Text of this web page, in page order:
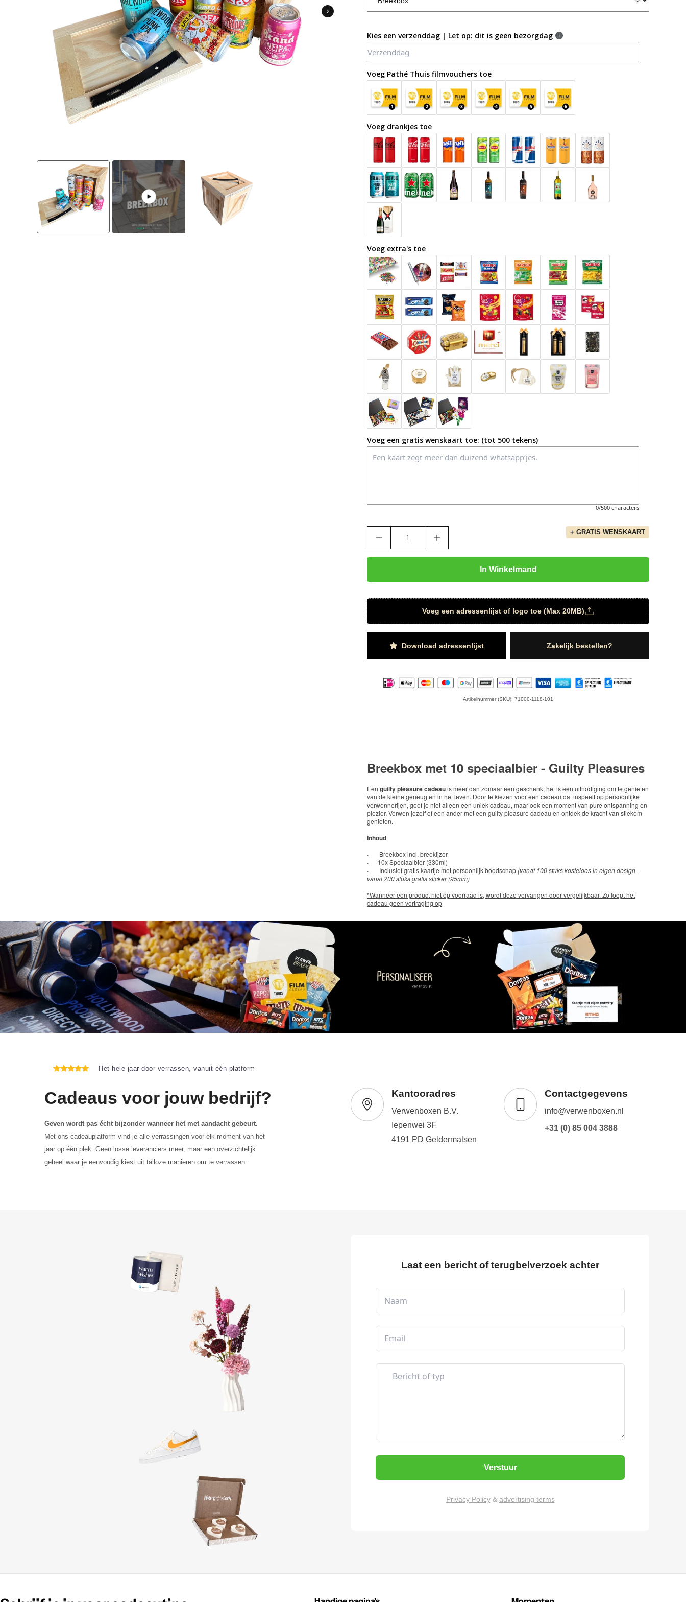
o
n
Kies een verzenddag | Let op: dit is geen bezorgdag
Voeg Pathé Thuis filmvouchers toe
Voeg drankjes toe
Voeg extra's toe
Voeg een gratis wenskaart toe: (tot 500 tekens)
0/500 characters
+ GRATIS WENSKAART
In Winkelmand
Voeg een adressenlijst of logo toe (Max 20MB)
Download adressenlijst Zakelijk bestellen?
Artikelnummer (SKU): 71000-1118-101
Breekbox met 10 speciaalbier - Guilty Pleasures
Een guilty pleasure cadeauis meer dan zomaar een geschenk; het is een uitnodiging om te genieten
van de kleine geneugten in het leven. Door te kiezen voor een cadeau dat inspeelt op persoonlijke
verwennerijen, geef je niet alleen een uniek cadeau, maar ook een moment van pure ontspanning en
plezier. Verwen jezelf of een ander met een guilty pleasure cadeau en ontdek de kracht van stiekem
genieten.
Inhoud:
· Breekbox incl. breekijzer
· 10x Speciaalbier (330ml)
· Inclusief gratis kaartje met persoonlijk boodschap(vanaf 100 stuks kosteloos in eigen design –
vanaf 200 stuks gratis sticker (95mm)
*Wanneer een product niet op voorraad is, wordt deze vervangen door vergelijkbaar. Zo loopt het
cadeau geen vertraging op
Het hele jaar door verrassen, vanuit één platform
Cadeaus voor jouw bedrijf?
Geven wordt pas écht bijzonder wanneer het met aandacht gebeurt.
Met ons cadeauplatform vind je alle verrassingen voor elk moment van het
jaar op één plek. Geen losse leveranciers meer, maar een overzichtelijk
geheel waar je eenvoudig kiest uit talloze manieren om te verrassen.
Kantooradres
Verwenboxen B.V.
Iepenwei 3F
4191 PD Geldermalsen
Contactgegevens
info@verwenboxen.nl
+31 (0) 85 004 3888
Laat een bericht of terugbelverzoek achter
Verstuur
Privacy Policy& advertising terms